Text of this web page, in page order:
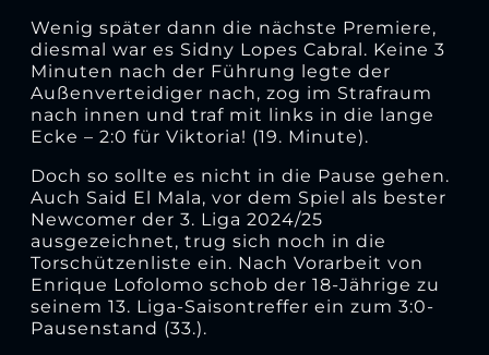
Wenig später dann die nächste Premiere,
diesmal war es Sidny Lopes Cabral. Keine 3
Minuten nach der Führung legte der
Außenverteidiger nach, zog im Strafraum
nach innen und traf mit links in die lange
Ecke – 2:0 für Viktoria! (19. Minute).
Doch so sollte es nicht in die Pause gehen.
Auch Said El Mala, vor dem Spiel als bester
Newcomer der 3. Liga 2024/25
ausgezeichnet, trug sich noch in die
Torschützenliste ein. Nach Vorarbeit von
Enrique Lofolomo schob der 18-Jährige zu
seinem 13. Liga-Saisontreffer ein zum 3:0-
Pausenstand (33.).